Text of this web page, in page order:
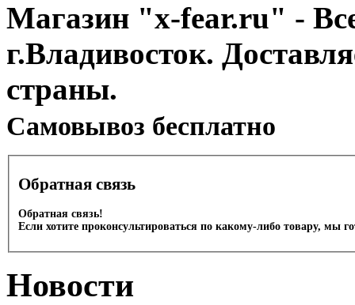
Магазин "x-fear.ru" -
г.Владивосток.
страны.
Cамовывоз бесплатно
Обратная связь
Обратная связь!
Если хотите проконсультироваться по какому-либо товару, мы
Новости